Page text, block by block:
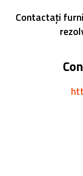
Contactați